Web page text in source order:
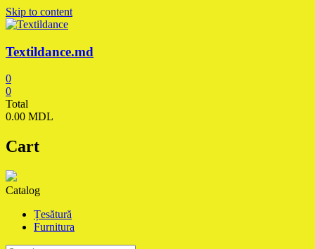
Skip to content
Textildance.md
0
0
Total
0.00 MDL
Cart
Catalog
Țesătură
Furnitura